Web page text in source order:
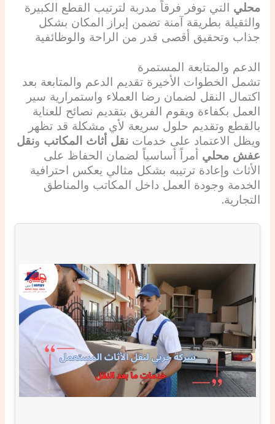
محلي التي توفر فرقاً مدربة لترتيب القطع الكبيرة
والثقيلة بطريقة آمنة تضمن إبراز المكان بشكل
جذاب وتحقيق أقصى قدر من الراحة والوظائفية
الدعم والمتابعة المستمرة
تشمل الخطوات الأخيرة تقديم الدعم والمتابعة بعد
اكتمال النقل لضمان رضا العملاء واستمرارية سير
العمل بكفاءة ويقوم الفريق بتقديم نصائح للعناية
بالقطع وتقديم حلول سريعة لأي مشكلة قد تظهر
ويظل الاعتماد على خدمات نقل أثاث المكاتب ونقل
عفش محلي أمراً أساسياً لضمان الحفاظ على
الأثاث وإعادة ترتيبه بشكل مثالي يعكس احترافية
الخدمة وجودة العمل داخل المكاتب والمناطق
التجارية.